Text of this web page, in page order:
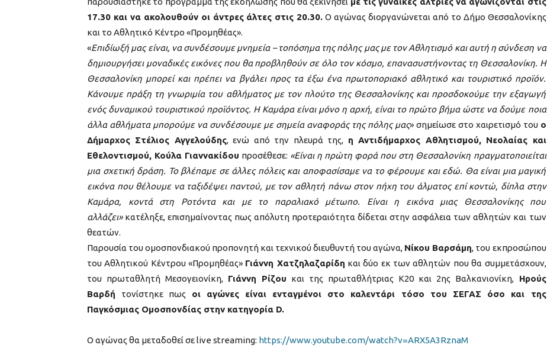
17.30 και να ακολουθούν οι άντρες άλτες στις 20.30. Ο αγώνας διοργανώνεται από το Δήμο Θεσσαλονίκης
και το Αθλητικό Κέντρο «Προμηθέας».
«Επιδίωξή μας είναι, να συνδέσουμε μνημεία – τοπόσημα της πόλης μας με τον Αθλητισμό και αυτή η σύνδεση να
δημιουργήσει μοναδικές εικόνες που θα προβληθούν σε όλο τον κόσμο, επανασυστήνοντας τη Θεσσαλονίκη. Η
Θεσσαλονίκη μπορεί και πρέπει να βγάλει προς τα έξω ένα πρωτοποριακό αθλητικό και τουριστικό προϊόν.
Κάνουμε πράξη τη γνωριμία του αθλήματος με τον πλούτο της Θεσσαλονίκης και προσδοκούμε την εξαγωγή
ενός δυναμικού τουριστικού προϊόντος. Η Καμάρα είναι μόνο η αρχή, είναι το πρώτο βήμα ώστε να δούμε ποια
άλλα αθλήματα μπορούμε να συνδέσουμε με σημεία αναφοράς της πόλης μας» σημείωσε στο χαιρετισμό του ο
Δήμαρχος Στέλιος Αγγελούδης, ενώ από την πλευρά της, η Αντιδήμαρχος Αθλητισμού, Νεολαίας και
Εθελοντισμού, Κούλα Γιαννακίδου προσέθεσε: «Είναι η πρώτη φορά που στη Θεσσαλονίκη πραγματοποιείται
μια σχετική δράση. Το βλέπαμε σε άλλες πόλεις και αποφασίσαμε να το φέρουμε και εδώ. Θα είναι μια μαγική
εικόνα που θέλουμε να ταξιδέψει παντού, με τον αθλητή πάνω στον πήχη του άλματος επί κοντώ, δίπλα στην
Καμάρα, κοντά στη Ροτόντα και με το παραλιακό μέτωπο. Είναι η εικόνα μιας Θεσσαλονίκης που
αλλάζει»κατέληξε, επισημαίνοντας πως απόλυτη προτεραιότητα δίδεται στην ασφάλεια των αθλητών και των
θεατών.
Παρουσία του ομοσπονδιακού προπονητή και τεχνικού διευθυντή του αγώνα, Νίκου Βαρσάμη, του εκπροσώπου
του Αθλητικού Κέντρου «Προμηθέας» Γιάννη Χατζηλαζαρίδη και δύο εκ των αθλητών που θα συμμετάσχουν,
του πρωταθλητή Μεσογειονίκη, Γιάννη Ρίζου και της πρωταθλήτριας Κ20 και 2ης Βαλκανιονίκη, Ηρούς
Βαρδή τονίστηκε πως οι αγώνες είναι ενταγμένοι στο καλεντάρι τόσο του ΣΕΓΑΣ όσο και της
Παγκόσμιας Ομοσπονδίας στην κατηγορία D.
Ο αγώνας θα μεταδοθεί σε live streaming: https://www.youtube.com/watch?v=ARX5A3RznaM